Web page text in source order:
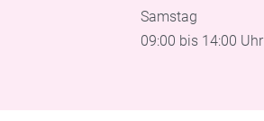
Samstag
09:00 bis 14:00 Uhr